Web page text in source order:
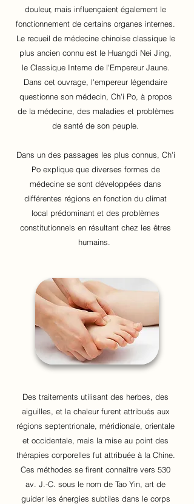
douleur, mais influençaient également le
fonctionnement de certains organes internes.
Le recueil de médecine chinoise classique le
plus ancien connu est le Huangdi Nei Jing,
le Classique Interne de l'Empereur Jaune.
Dans cet ouvrage, l'empereur légendaire
questionne son médecin, Ch'i Po, à propos
de la médecine, des maladies et problèmes
de santé de son peuple.
Dans un des passages les plus connus, Ch'i
Po explique que diverses formes de
médecine se sont développées dans
différentes régions en fonction du climat
local prédominant et des problèmes
constitutionnels en résultant chez les êtres
humains.
Des traitements utilisant des herbes, des
aiguilles, et la chaleur furent attribués aux
régions septentrionale, méridionale, orientale
et occidentale, mais la mise au point des
thérapies corporelles fut attribuée à la Chine.
Ces méthodes se firent connaître vers 530
av. J.-C. sous le nom de Tao Yin, art de
guider les énergies subtiles dans le corps